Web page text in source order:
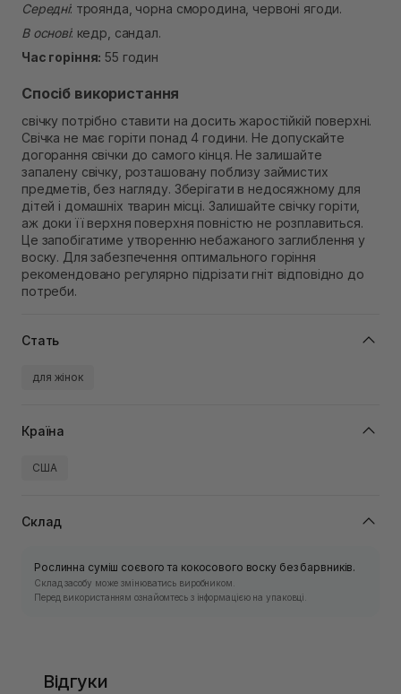
Середні: троянда, чорна смородина, червоні ягоди.
В основі: кедр, сандал.
Час горіння: 55 годин
Спосіб використання
свічку потрібно ставити на досить жаростійкій поверхні.
Свічка не має горіти понад 4 години. Не допускайте
догорання свічки до самого кінця. Не залишайте
запалену свічку, розташовану поблизу займистих
предметів, без нагляду. Зберігати в недосяжному для
дітей і домашніх тварин місці. Залишайте свічку горіти,
аж доки її верхня поверхня повністю не розплавиться.
Це запобігатиме утворенню небажаного заглиблення у
воску. Для забезпечення оптимального горіння
рекомендовано регулярно підрізати гніт відповідно до
потреби.
Стать
для жінок
Країна
США
Склад
Рослинна суміш соєвого та кокосового воску без барвників.
Склад засобу може змінюватись виробником.
Перед використанням ознайомтесь з інформацією на упаковці.
Відгуки